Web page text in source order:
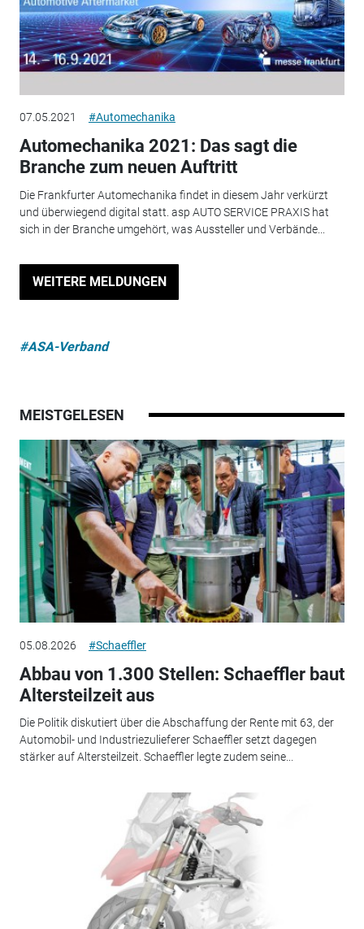
07.05.2021 #Automechanika
Automechanika 2021: Das sagt die
Branche zum neuen Auftritt
Die Frankfurter Automechanika findet in diesem Jahr verkürzt
und überwiegend digital statt. asp AUTO SERVICE PRAXIS hat
sich in der Branche umgehört, was Aussteller und Verbände...
WEITERE MELDUNGEN
#ASA-Verband
MEISTGELESEN
05.08.2026 #Schaeffler
Abbau von 1.300 Stellen: Schaeffler baut
Altersteilzeit aus
Die Politik diskutiert über die Abschaffung der Rente mit 63, der
Automobil- und Industriezulieferer Schaeffler setzt dagegen
stärker auf Altersteilzeit. Schaeffler legte zudem seine...